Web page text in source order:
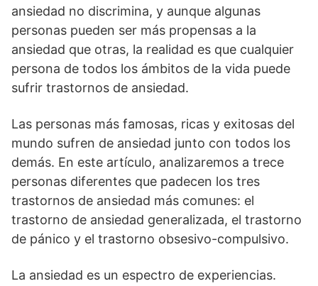
ansiedad no discrimina, y aunque algunas
personas pueden ser más propensas a la
ansiedad que otras, la realidad es que cualquier
persona de todos los ámbitos de la vida puede
sufrir trastornos de ansiedad.
Las personas más famosas, ricas y exitosas del
mundo sufren de ansiedad junto con todos los
demás. En este artículo, analizaremos a trece
personas diferentes que padecen los tres
trastornos de ansiedad más comunes: el
trastorno de ansiedad generalizada, el trastorno
de pánico y el trastorno obsesivo-compulsivo.
La ansiedad es un espectro de experiencias.